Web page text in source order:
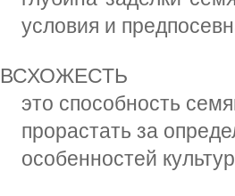
условия и
ВСХОЖЕСТЬ
это способность
прорастать за
особенностей